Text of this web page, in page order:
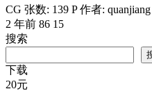
CG 张数: 139 P 作者:
2 年前 86 15
搜索
下载
20元